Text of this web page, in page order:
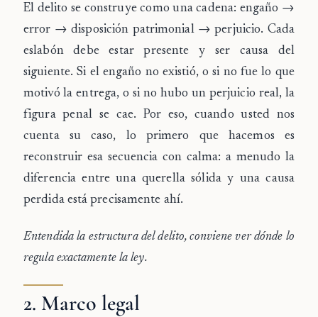
El delito se construye como una cadena: engaño →
error → disposición patrimonial → perjuicio. Cada
eslabón debe estar presente y ser causa del
siguiente. Si el engaño no existió, o si no fue lo que
motivó la entrega, o si no hubo un perjuicio real, la
figura penal se cae. Por eso, cuando usted nos
cuenta su caso, lo primero que hacemos es
reconstruir esa secuencia con calma: a menudo la
diferencia entre una querella sólida y una causa
perdida está precisamente ahí.
Entendida la estructura del delito, conviene ver dónde lo
regula exactamente la ley.
2. Marco legal